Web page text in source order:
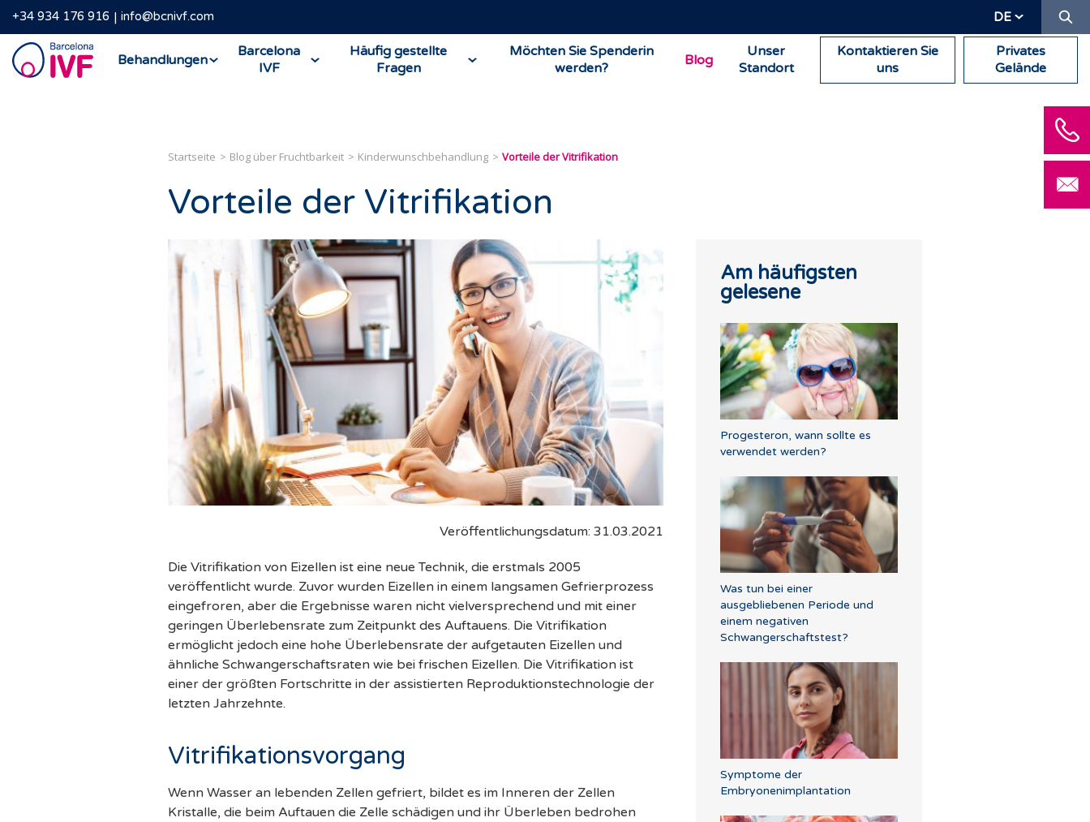
+34 934 176 916 info@bcnivf.com DE
Barcelona
IVF
Behandlungen
Barcelona
IVF
Häufig gestellte
Fragen
Möchten Sie Spenderin
werden?
Blog
Unser
Standort
Kontaktieren Sie
uns
Privates
Gelände
Startseite Blog über Fruchtbarkeit Kinderwunschbehandlung Vorteile der Vitrifikation
Vorteile der Vitrifikation
Veröffentlichungsdatum: 31.03.2021
Die Vitrifikation von Eizellen ist eine neue Technik, die erstmals 2005
veröffentlicht wurde. Zuvor wurden Eizellen in einem langsamen Gefrierprozess
eingefroren, aber die Ergebnisse waren nicht vielversprechend und mit einer
geringen Überlebensrate zum Zeitpunkt des Auftauens. Die Vitrifikation
ermöglicht jedoch eine hohe Überlebensrate der aufgetauten Eizellen und
ähnliche Schwangerschaftsraten wie bei frischen Eizellen. Die Vitrifikation ist
einer der größten Fortschritte in der assistierten Reproduktionstechnologie der
letzten Jahrzehnte.
Vitrifikationsvorgang
Wenn Wasser an lebenden Zellen gefriert, bildet es im Inneren der Zellen
Kristalle, die beim Auftauen die Zelle schädigen und ihr Überleben bedrohen
Am häufigsten
gelesene
Progesteron, wann sollte es
verwendet werden?
Was tun bei einer
ausgebliebenen Periode und
einem negativen
Schwangerschaftstest?
Symptome der
Embryonenimplantation